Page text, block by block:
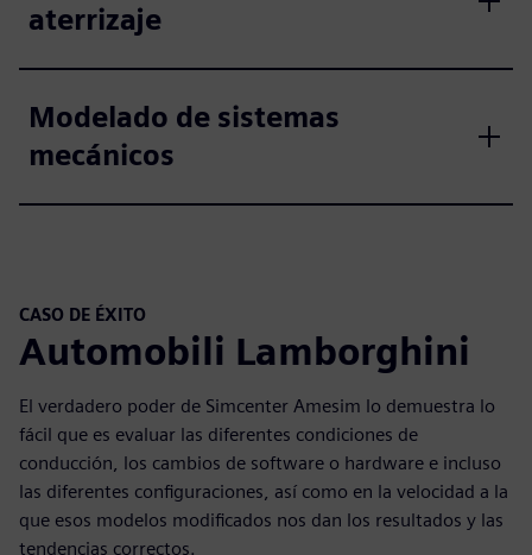
aterrizaje
Modelado de sistemas
mecánicos
CASO DE ÉXITO
Automobili Lamborghini
El verdadero poder de Simcenter Amesim lo demuestra lo
fácil que es evaluar las diferentes condiciones de
conducción, los cambios de software o hardware e incluso
las diferentes configuraciones, así como en la velocidad a la
que esos modelos modificados nos dan los resultados y las
tendencias correctos.